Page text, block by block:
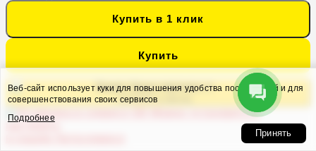
Купить в 1 клик
Купить
Кредит банка партнера от
10 574 ₽ в месяц
Можно установить и
настроить
Веб-сайт использует куки для повышения удобства посетителей и для
совершенствования своих сервисов
Подробнее
Принять